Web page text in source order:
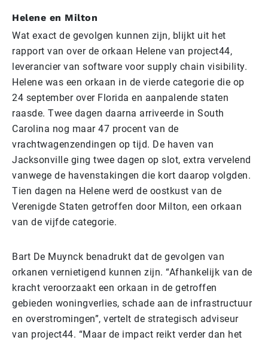
Helene en Milton
Wat exact de gevolgen kunnen zijn, blijkt uit het
rapport van over de orkaan Helene van project44,
leverancier van software voor supply chain visibility.
Helene was een orkaan in de vierde categorie die op
24 september over Florida en aanpalende staten
raasde. Twee dagen daarna arriveerde in South
Carolina nog maar 47 procent van de
vrachtwagenzendingen op tijd. De haven van
Jacksonville ging twee dagen op slot, extra vervelend
vanwege de havenstakingen die kort daarop volgden.
Tien dagen na Helene werd de oostkust van de
Verenigde Staten getroffen door Milton, een orkaan
van de vijfde categorie.
Bart De Muynck benadrukt dat de gevolgen van
orkanen vernietigend kunnen zijn. “Afhankelijk van de
kracht veroorzaakt een orkaan in de getroffen
gebieden woningverlies, schade aan de infrastructuur
en overstromingen”, vertelt de strategisch adviseur
van project44. “Maar de impact reikt verder dan het